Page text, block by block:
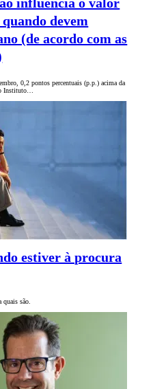
quando devem
(de acordo com as
0,2 pontos percentuais (p.p.) acima da
Instituto…
estiver à procura
quais são.